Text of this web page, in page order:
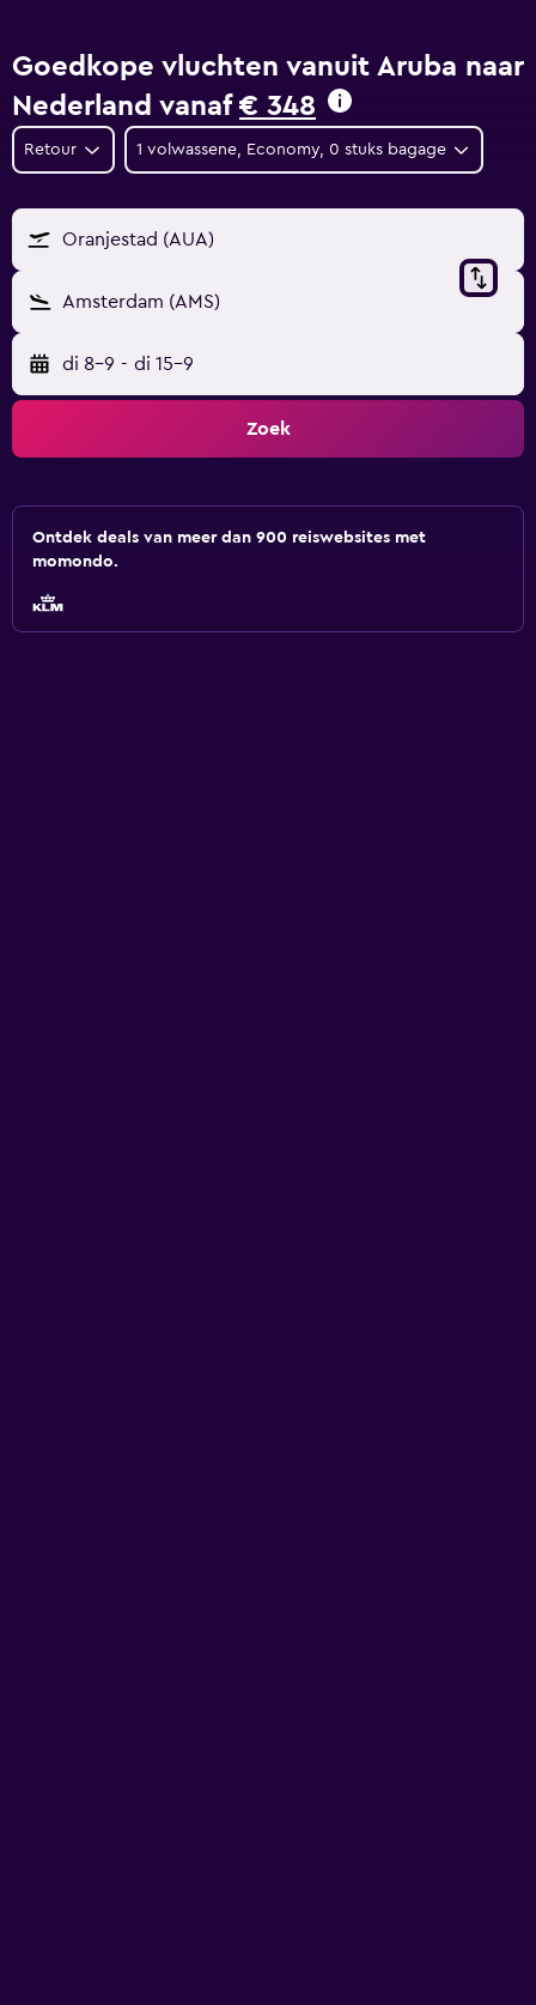
Goedkope vluchten vanuit Aruba naar
Nederland vanaf € 348
Retour 1 volwassene, Economy, 0 stuks bagage
Oranjestad (AUA)
Amsterdam (AMS)
di 8-9 - di 15-9
Zoek
Ontdek deals van meer dan 900 reiswebsites met
momondo.